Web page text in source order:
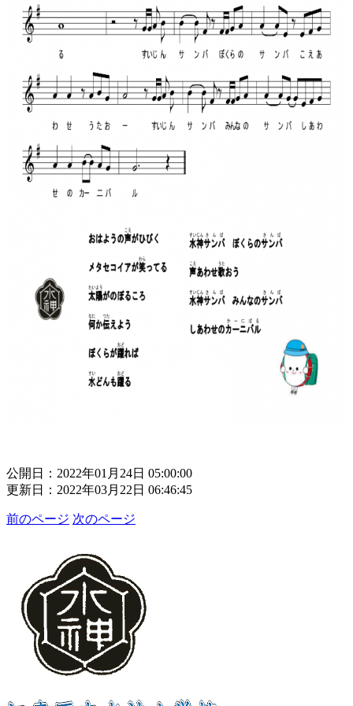
公開日：2022年01月24日 05:00:00
更新日：2022年03月22日 06:46:45
前のページ 次のページ